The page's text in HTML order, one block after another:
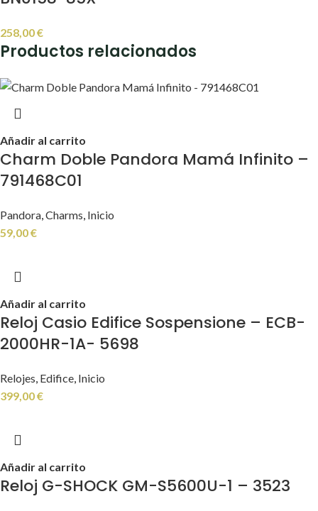
258,00€
Productos relacionados
Añadir al carrito
Charm Doble Pandora Mamá Infinito –
791468C01
Pandora,Charms, Inicio
59,00€
Añadir al carrito
Reloj Casio Edifice Sospensione – ECB-
2000HR-1A- 5698
Relojes, Edifice, Inicio
399,00€
Añadir al carrito
Reloj G-SHOCK GM-S5600U-1 – 3523